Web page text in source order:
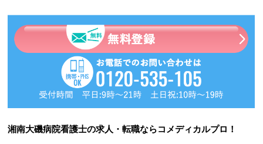
湘南大磯病院看護士の求人・転職ならコメディカルプロ！